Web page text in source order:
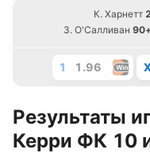
К. Харнетт
З. О'Салливан
1 1.96
Результаты
Керри ФК 10